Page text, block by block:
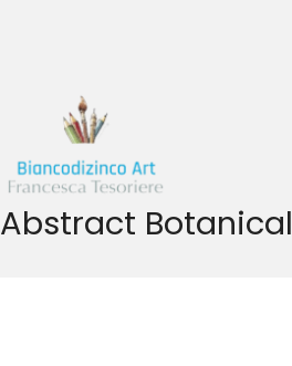
Abstract Botanical